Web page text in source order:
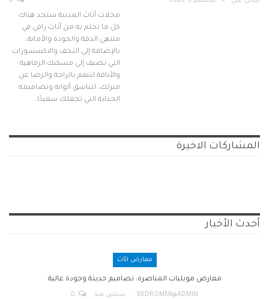
محلات أثاث المدينة ستجد هناك
كل ما تحلم به من أثاث راقي في
منتهى الدقة والجودة والأمانة،
بالإضافة إلى التحف والاكسسورات
التي تضيف إلى مسكنك الرفاهية
والأناقة لتنعم بالراحة والرضا عن
منزلك، لتناسق ألوانه وتصاميمه
الجذابة التي تجعلك سعيدًا…
المشاركات الاخيرة
أحدث الأخبار
معارض اثاث
معارض موبليات المناصرة: تصاميم حديثة وجودة عالية
BEDROMER@ADMIN سنتين منذ